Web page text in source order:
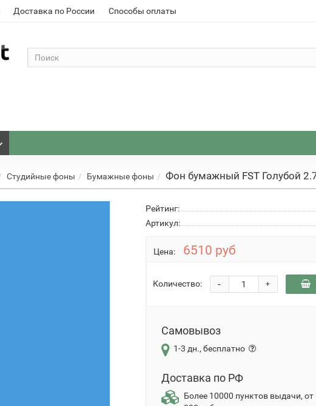
Доставка по России Способы оплаты
Студийные фоны Бумажные фоны Фон бумажный FST Голубой
Рейтинг:
Артикул:
Цена: 6510 руб
Количество: +
-
Самовывоз
1-3 дн., бесплатно
Доставка по РФ
Более 10000 пунктов выдачи, от